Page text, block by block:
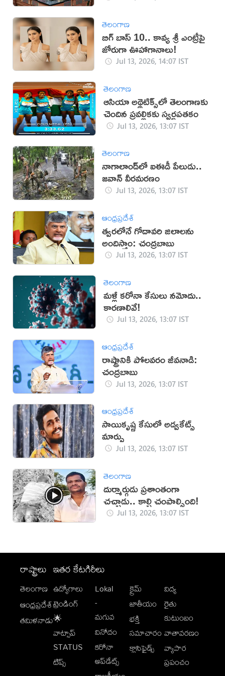
తెలంగాణ
బిగ్ బాస్ 10.. కావ్య శ్రీ ఎంట్రీపై
జోరుగా ఊహాగానాలు!
Jul 13, 2026, 14:07 IST
తెలంగాణ
ఆసియా అథ్లెటిక్స్‌లో తెలంగాణకు
చెందిన ప్రవల్లికకు స్వర్ణపతకం
Jul 13, 2026, 13:07 IST
తెలంగాణ
నాగాలాండ్‌లో ఐఈడీ పేలుడు..
జవాన్ వీరమరణం
Jul 13, 2026, 13:07 IST
ఆంధ్రప్రదేశ్
త్వరలోనే గోదావరి జిలాలను
అందిస్తాం: చంద్రబాబు
Jul 13, 2026, 13:07 IST
తెలంగాణ
మళ్లీ కరోనా కేసులు నమోదు..
కారణాలివే!
Jul 13, 2026, 13:07 IST
ఆంధ్రప్రదేశ్
రాష్ట్రానికి పోలవరం జీవనాడి:
చంద్రబాబు
Jul 13, 2026, 13:07 IST
ఆంధ్రప్రదేశ్
సాయికృష్ణ కేసులో అడ్వకేట్స్
మార్పు
Jul 13, 2026, 13:07 IST
తెలంగాణ
దుర్మార్గుడు ప్రశాంతంగా
చచ్చాడు.. కాల్చి చంపాల్సింది!
Jul 13, 2026, 13:07 IST
రాష్ట్రాలు
తెలంగాణ
ఆంధ్రప్రదేశ్
తమిళనాడు
ఇతర కేటగిరీలు
ఉద్యోగాలు
ట్రెండింగ్
🌟
వాట్సాప్
STATUS
టిప్స్
Lokal
-
మగువ
వినోదం
కరోనా
అప్‌డేట్స్
క్రైమ్
జాతీయం
భక్తి
సమాచారం
క్లాసిఫైడ్స్
విద్య
రైతు
కుటుంబం
వాతావరణం
వ్యాపార
ప్రపంచం